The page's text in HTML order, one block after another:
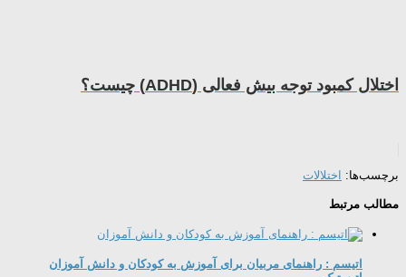
اختلال کمبود توجه بیش فعالی (ADHD) چیست؟
برچسب‌ها: اختلالات
مطالب مرتبط
اتیسم : راهنمای مربیان برای آموزش به کودکان و دانش آموزان